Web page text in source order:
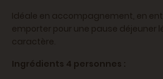
Idéale en accompagnement, en
emporter pour une pause déjeuner
caractère.
Ingrédients 4 personnes :